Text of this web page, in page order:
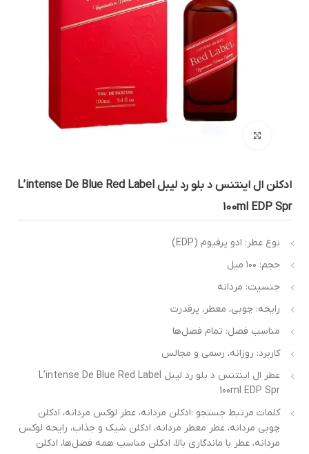
بزرگنمایی تصویر
ادکلن ال اینتنس د بلو رد لیبل L’intense De Blue Red Label
100ml EDP
نوع عطر: ادو پرفیوم (EDP)
حجم: ۱۰۰ میل
جنسیت: مردانه
رایحه: چوبی، معطر، پرقدرت
مناسب فصل: تمام فصل‌ها
کاربرد: روزانه، رسمی و مجالس
عطر ال اینتنس د بلو رد لیبل L’intense De Blue Red Label
100ml EDP Spr
کلمات مرتبط جستجو :ادکلن مردانه، عطر لوکس مردانه، ادکلن
چوبی مردانه، عطر معطر مردانه، ادکلن شیک و جذاب، رایحه لوکس
مردانه، عطر با ماندگاری بالا، ادکلن مناسب همه فصل‌ها، ادکلن